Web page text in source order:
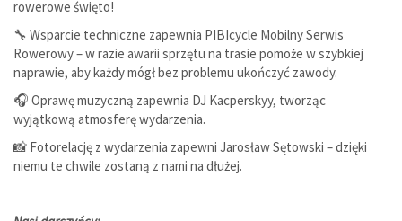
rowerowe święto!
🔧 Wsparcie techniczne zapewnia PIBIcycle Mobilny Serwis
Rowerowy – w razie awarii sprzętu na trasie pomoże w szybkiej
naprawie, aby każdy mógł bez problemu ukończyć zawody.
🎧 Oprawę muzyczną zapewnia DJ Kacperskyy, tworząc
wyjątkową atmosferę wydarzenia.
📸 Fotorelację z wydarzenia zapewni Jarosław Sętowski – dzięki
niemu te chwile zostaną z nami na dłużej.